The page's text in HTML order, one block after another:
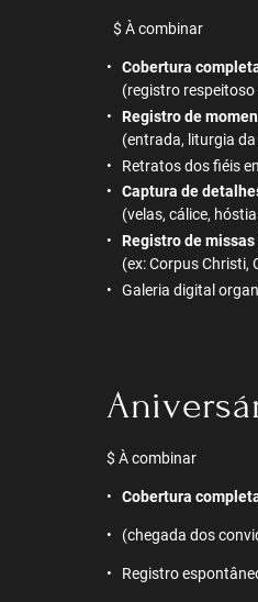
$ À combinar
Cobertura
(registro
Registro de
(entrada, liturgia
Retratos dos fiéis
Captura de
(velas, cálice,
Registro de
(ex: Corpus Christi,
Galeria digital
$ À combinar
Cobertura
(chegada dos
Registro